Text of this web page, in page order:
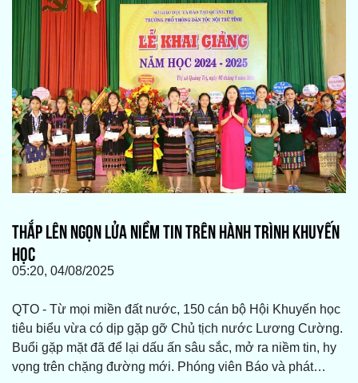
THẮP LÊN NGỌN LỬA NIỀM TIN TRÊN HÀNH TRÌNH KHUYẾN
HỌC
05:20, 04/08/2025
QTO - Từ mọi miền đất nước, 150 cán bộ Hội Khuyến học
tiêu biểu vừa có dịp gặp gỡ Chủ tịch nước Lương Cường.
Buổi gặp mặt đã để lại dấu ấn sâu sắc, mở ra niềm tin, hy
vọng trên chặng đường mới. Phóng viên Báo và phát